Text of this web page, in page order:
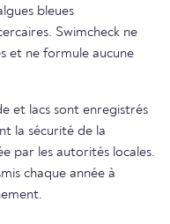
bleues
Swimcheck ne
et ne formule aucune
et lacs sont enregistrés
la sécurité de la
par les autorités locales.
chaque année à